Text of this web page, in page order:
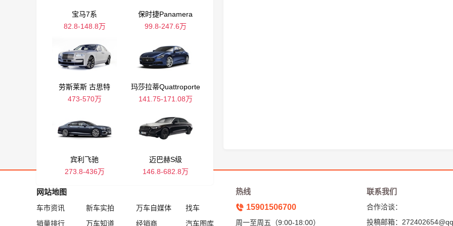
宝马7系
82.8-148.8万
保时捷Panamera
99.8-247.6万
劳斯莱斯 古思特
473-570万
玛莎拉蒂Quattroporte
141.75-171.08万
宾利飞驰
273.8-436万
迈巴赫S级
146.8-682.8万
网站地图
车市资讯 新车实拍 万车自媒体
找车
销量排行
万车知道 经销商 汽车图库
热线
15901506700
周一至周五（9:00-18:00）
联系我们
合作洽谈：
投稿邮箱：